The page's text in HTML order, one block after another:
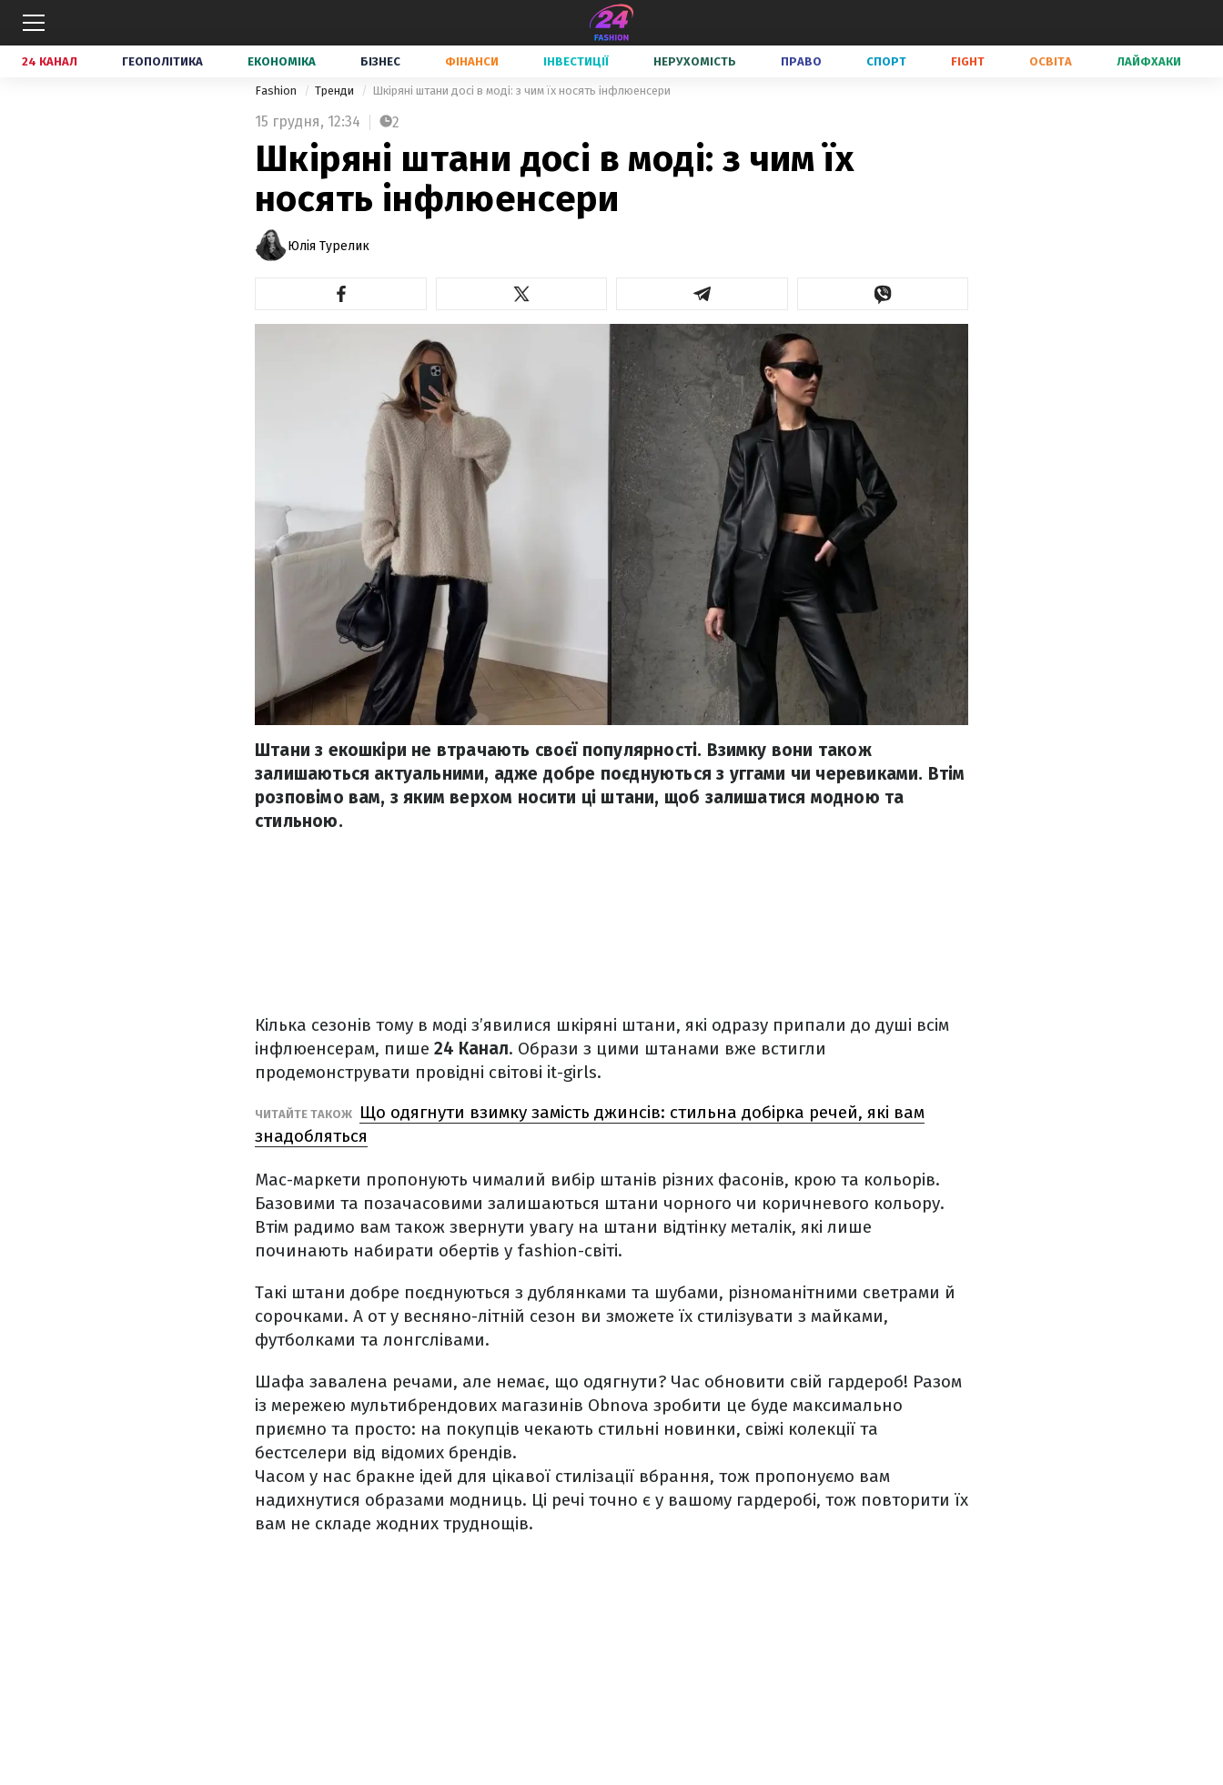
24 КАНАЛ ГЕОПОЛІТИКА ЕКОНОМІКА БІЗНЕС ФІНАНСИ ІНВЕСТИЦІЇ НЕРУХОМІСТЬ ПРАВО СПОРТ FIGHT ОСВІТА ЛАЙФХАКИ
Fashion Тренди Шкіряні штани досі в моді: з чим їх носять інфлюенсери
15 грудня, 12:34 2
Шкіряні штани досі в моді: з чим їх
носять інфлюенсери
Юлія Турелик
Штани з екошкіри не втрачають своєї популярності. Взимку вони також
залишаються актуальними, адже добре поєднуються з уггами чи черевиками. Втім
розповімо вам, з яким верхом носити ці штани, щоб залишатися модною та
стильною.
Кілька сезонів тому в моді з’явилися шкіряні штани, які одразу припали до душі всім
інфлюенсерам, пише 24 Канал. Образи з цими штанами вже встигли
продемонструвати провідні світові it-girls.
ЧИТАЙТЕ ТАКОЖ
Що одягнути взимку замість джинсів: стильна добірка речей, які вам
знадобляться
Мас-маркети пропонують чималий вибір штанів різних фасонів, крою та кольорів.
Базовими та позачасовими залишаються штани чорного чи коричневого кольору.
Втім радимо вам також звернути увагу на штани відтінку металік, які лише
починають набирати обертів у fashion-світі.
Такі штани добре поєднуються з дублянками та шубами, різноманітними светрами й
сорочками. А от у весняно-літній сезон ви зможете їх стилізувати з майками,
футболками та лонгслівами.
Шафа завалена речами, але немає, що одягнути? Час обновити свій гардероб! Разом
із мережею мультибрендових магазинів Obnova зробити це буде максимально
приємно та просто: на покупців чекають стильні новинки, свіжі колекції та
бестселери від відомих брендів.
Часом у нас бракне ідей для цікавої стилізації вбрання, тож пропонуємо вам
надихнутися образами модниць. Ці речі точно є у вашому гардеробі, тож повторити їх
вам не складе жодних труднощів.